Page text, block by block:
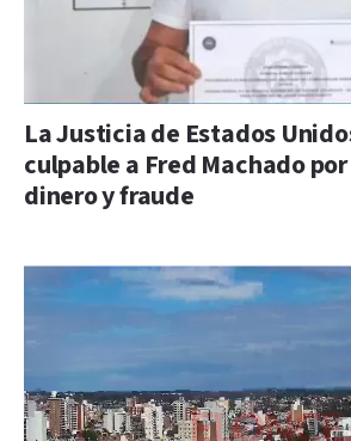
La Justicia de Estados
culpable a Fred Machado
dinero y fraude